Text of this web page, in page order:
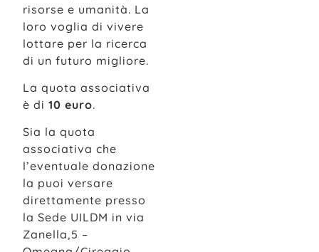
risorse e umanità. La
loro voglia di vivere
lottare per la ricerca
di un futuro migliore.
La quota associativa
è di 10 euro.
Sia la quota
associativa che
l’eventuale donazione
la puoi versare
direttamente presso
la Sede UILDM in via
Zanella,5 –